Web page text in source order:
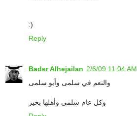
:)
Reply
Bader Alhejailan 2/6/09 11:04 AM
والنعم في سلمى وأبو سلمى
وكل عام سلمى وأهلها بخير